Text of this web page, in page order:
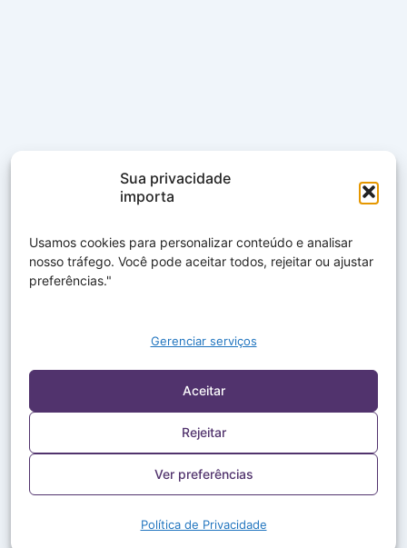
Sua privacidade
importa
Usamos cookies para personalizar conteúdo e analisar
nosso tráfego. Você pode aceitar todos, rejeitar ou ajustar
preferências."
Gerenciar serviços
Aceitar
Rejeitar
Ver preferências
Política de Privacidade